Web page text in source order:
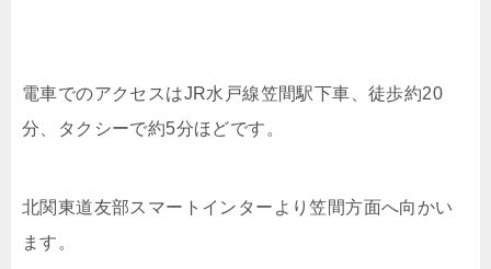
電車でのアクセスはJR水戸線笠間駅下車、徒歩約20
分、タクシーで約5分ほどです。
北関東道友部スマートインターより笠間方面へ向かい
ます。